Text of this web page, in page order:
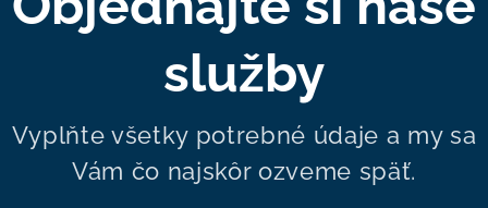
služby
Vyplňte všetky potrebné údaje a my sa
Vám čo najskôr ozveme späť.